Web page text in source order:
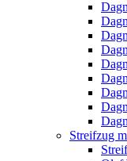
Streifzug